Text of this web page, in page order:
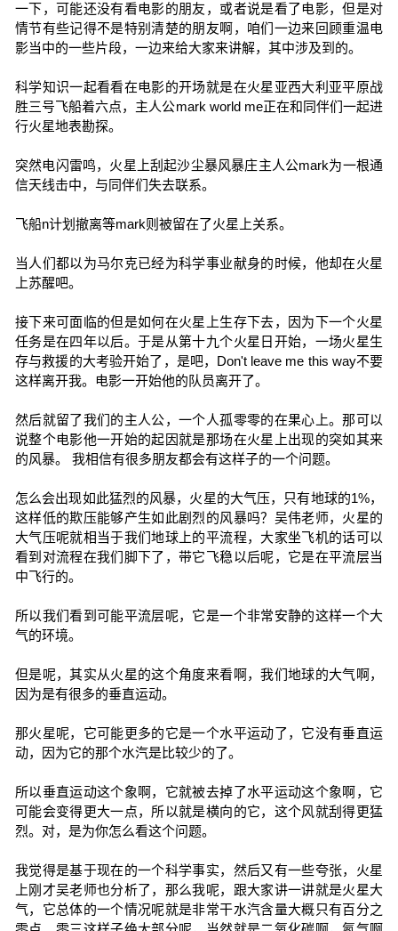
一下，可能还没有看电影的朋友，或者说是看了电影，但是对
情节有些记得不是特别清楚的朋友啊，咱们一边来回顾重温电
影当中的一些片段，一边来给大家来讲解，其中涉及到的。
科学知识一起看看在电影的开场就是在火星亚西大利亚平原战
胜三号飞船着六点，主人公mark world me正在和同伴们一起进
行火星地表勘探。
突然电闪雷鸣，火星上刮起沙尘暴风暴庄主人公mark为一根通
信天线击中，与同伴们失去联系。
飞船n计划撤离等mark则被留在了火星上关系。
当人们都以为马尔克已经为科学事业献身的时候，他却在火星
上苏醒吧。
接下来可面临的但是如何在火星上生存下去，因为下一个火星
任务是在四年以后。于是从第十九个火星日开始，一场火星生
存与救援的大考验开始了，是吧，Don't leave me this way不要
这样离开我。电影一开始他的队员离开了。
然后就留了我们的主人公，一个人孤零零的在果心上。那可以
说整个电影他一开始的起因就是那场在火星上出现的突如其来
的风暴。 我相信有很多朋友都会有这样子的一个问题。
怎么会出现如此猛烈的风暴，火星的大气压，只有地球的1%，
这样低的欺压能够产生如此剧烈的风暴吗？吴伟老师，火星的
大气压呢就相当于我们地球上的平流程，大家坐飞机的话可以
看到对流程在我们脚下了，带它飞稳以后呢，它是在平流层当
中飞行的。
所以我们看到可能平流层呢，它是一个非常安静的这样一个大
气的环境。
但是呢，其实从火星的这个角度来看啊，我们地球的大气啊，
因为是有很多的垂直运动。
那火星呢，它可能更多的它是一个水平运动了，它没有垂直运
动，因为它的那个水汽是比较少的了。
所以垂直运动这个象啊，它就被去掉了水平运动这个象啊，它
可能会变得更大一点，所以就是横向的它，这个风就刮得更猛
烈。对，是为你怎么看这个问题。
我觉得是基于现在的一个科学事实，然后又有一些夸张，火星
上刚才吴老师也分析了，那么我呢，跟大家讲一讲就是火星大
气，它总体的一个情况呢就是非常干水汽含量大概只有百分之